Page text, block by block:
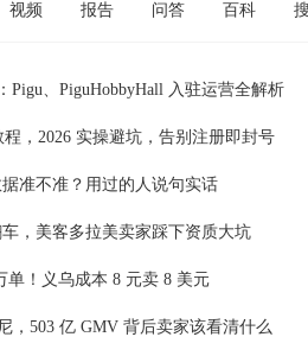
视频 报告 问答 百科
Pigu、PiguHobbyHall 入驻运营全解析
程，2026 实操避坑，告别注册即封号
准不准？用过的人说句实话
，美客多拉美卖家踩下资质大坑
单！义乌成本 8 元卖 8 美元
，503 亿 GMV 背后卖家该看清什么